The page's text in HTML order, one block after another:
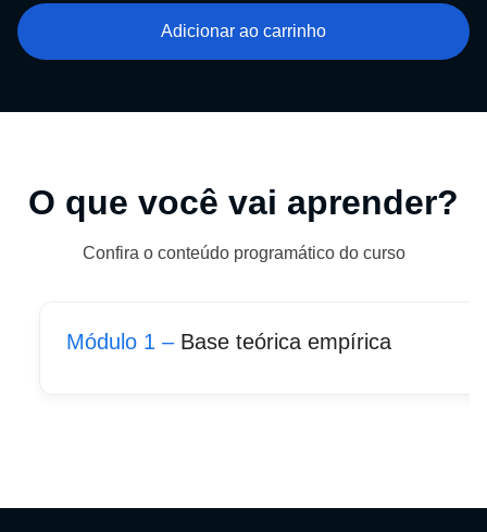
Adicionar ao carrinho
O que você vai aprender?
Confira o conteúdo programático do curso
Módulo 1 – Base teórica empírica